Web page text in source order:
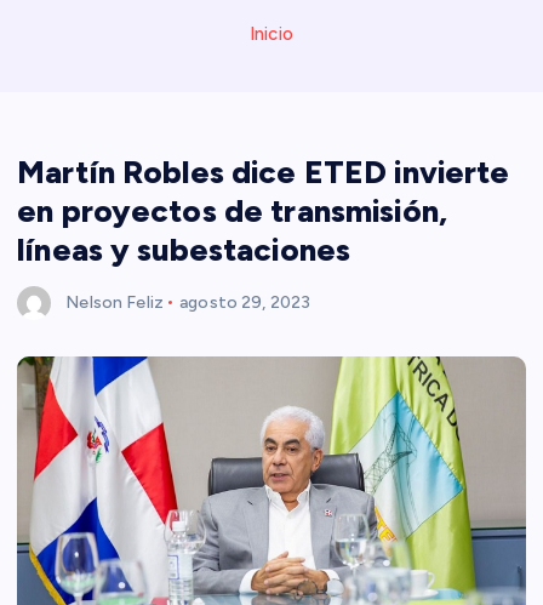
Inicio
Martín Robles dice ETED invierte
en proyectos de transmisión,
líneas y subestaciones
Nelson Feliz agosto 29, 2023